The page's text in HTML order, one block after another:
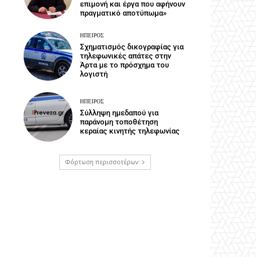
επιμονή και έργα που αφήνουν
πραγματικό αποτύπωμα»
ΉΠΕΙΡΟΣ
Σχηματισμός δικογραφίας για
τηλεφωνικές απάτες στην
Άρτα με το πρόσχημα του
λογιστή
ΉΠΕΙΡΟΣ
Σύλληψη ημεδαπού για
παράνομη τοποθέτηση
κεραίας κινητής τηλεφωνίας
Φόρτωση περισσοτέρων